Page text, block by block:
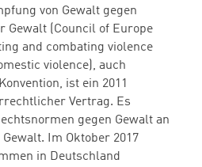
von Gewalt gegen
Gewalt (Council of Europe
and combating violence
violence), auch
ist ein 2011
Vertrag. Es
gegen Gewalt an
Im Oktober 2017
in Deutschland